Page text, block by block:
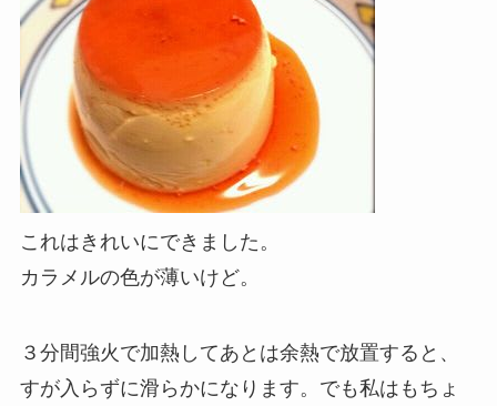
これはきれいにできました。
カラメルの色が薄いけど。
３分間強火で加熱してあとは余熱で放置すると、
すが入らずに滑らかになります。でも私はもちょ